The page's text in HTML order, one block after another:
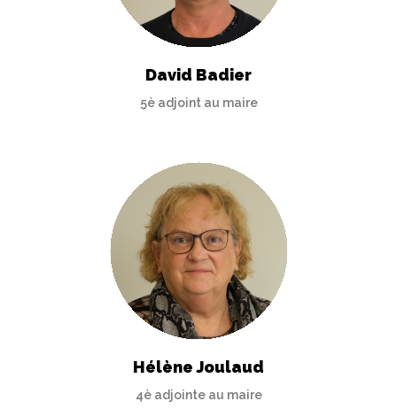
David Badier
5è adjoint au maire
Hélène Joulaud
4è adjointe au maire